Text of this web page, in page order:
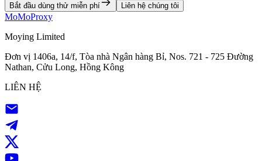
Bắt đầu dùng thử miễn phí Liên hệ chúng tôi
MoMoProxy
Moying Limited
Đơn vị 1406a, 14/f, Tòa nhà Ngân hàng Bỉ, Nos. 721 - 725 Đường
Nathan, Cửu Long, Hồng Kông
LIÊN HỆ